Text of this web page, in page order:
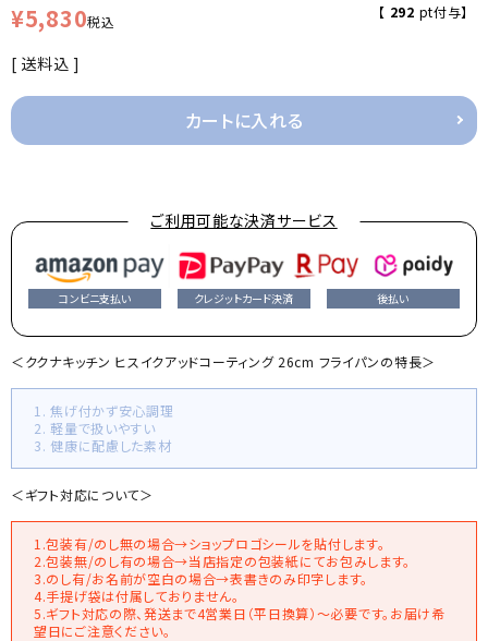
¥5,830税込
【 292 pt付与】
送料込
カートに入れる
ご利用可能な決済サービス
コンビニ支払い クレジットカード決済 後払い
＜ククナキッチン ヒスイクアッドコーティング 26cm フライパンの特長＞
1. 焦げ付かず安心調理
2. 軽量で扱いやすい
3. 健康に配慮した素材
＜ギフト対応について＞
1.包装有/のし無の場合→ショップロゴシールを貼付します。
2.包装無/のし有の場合→当店指定の包装紙にてお包みします。
3.のし有/お名前が空白の場合→表書きのみ印字します。
4.手提げ袋は付属しておりません。
5.ギフト対応の際、発送まで4営業日（平日換算）～必要です。お届け希
望日にご注意ください。